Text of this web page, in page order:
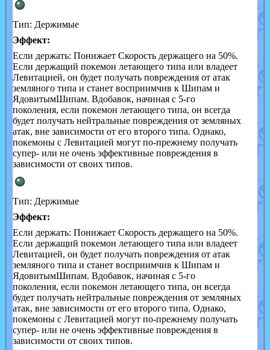
Тип: Держимые
Эффект:
Если держать: Понижает Скорость держащего на 50%.
Если держащий покемон летающего типа или владеет
Левитацией, он будет получать повреждения от атак
земляного типа и станет восприимчив к Шипам и
ЯдовитымШипам. Вдобавок, начиная с 5-го
поколения, если покемон летающего типа, он всегда
будет получать нейтральные повреждения от земляных
атак, вне зависимости от его второго типа. Однако,
покемоны с Левитацией могут по-прежнему получать
супер- или не очень эффективные повреждения в
зависимости от своих типов.
Тип: Держимые
Эффект:
Если держать: Понижает Скорость держащего на 50%.
Если держащий покемон летающего типа или владеет
Левитацией, он будет получать повреждения от атак
земляного типа и станет восприимчив к Шипам и
ЯдовитымШипам. Вдобавок, начиная с 5-го
поколения, если покемон летающего типа, он всегда
будет получать нейтральные повреждения от земляных
атак, вне зависимости от его второго типа. Однако,
покемоны с Левитацией могут по-прежнему получать
супер- или не очень эффективные повреждения в
зависимости от своих типов.